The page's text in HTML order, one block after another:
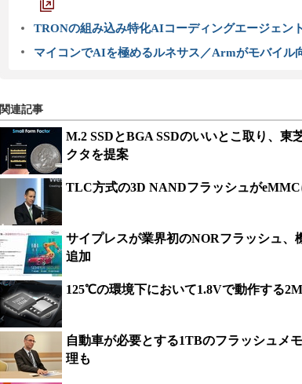
TRONの組み込み特化AIコーディングエージェン
マイコンでAIを極めるルネサス／Armがモバイル
関連記事
M.2 SSDとBGA SSDのいいとこ取り、東
クタを提案
TLC方式の3D NANDフラッシュが
サイプレスが業界初のNORフラッシュ、
追加
125℃の環境下において1.8Vで動作する
自動車が必要とする1TBのフラッシュメ
理も